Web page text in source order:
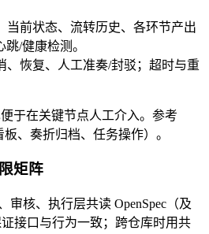
当前状态、流转历史、各环节产出
/健康检测。
、恢复、人工准奏/封驳；超时与重
于在关键节点人工介入。参考
板、奏折归档、任务操作）。
矩阵
审核、执行层共读 OpenSpec（及
接口与行为一致；跨仓库时用共